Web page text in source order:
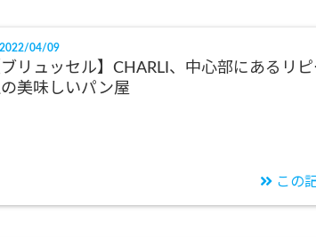
04/09
リュッセル】CHARLI、中心部にあるリ
美味しいパン屋
この